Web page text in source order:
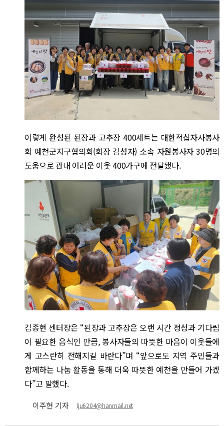
이렇게 완성된 된장과 고추장 400세트는 대한적십자사봉사
회 예천군지구협의회(회장 김성자) 소속 자원봉사자 30명의
도움으로 관내 어려운 이웃 400가구에 전달됐다.
김종현 센터장은 “된장과 고추장은 오랜 시간 정성과 기다림
이 필요한 음식인 만큼, 봉사자들의 따뜻한 마음이 이웃들에
게 고스란히 전해지길 바란다”며 “앞으로도 지역 주민들과
함께하는 나눔 활동을 통해 더욱 따뜻한 예천을 만들어 가겠
다”고 말했다.
이주현 기자 lju6204@hanmail.net